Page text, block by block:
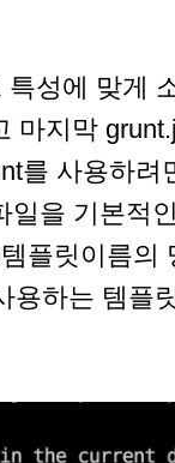
성에 맞게
마지막
를 사용하려
을 기본적
플릿이름의
용하는 템플